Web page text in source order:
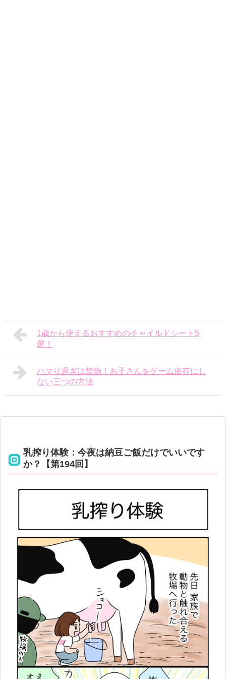
1歳から使えるおすすめのチャイルドシート5
選！
ハマり過ぎは禁物！お子さんをゲーム依存にし
ない三つの方法
乳搾り体験：今夜は納豆ご飯だけでいいです
か？【第194回】